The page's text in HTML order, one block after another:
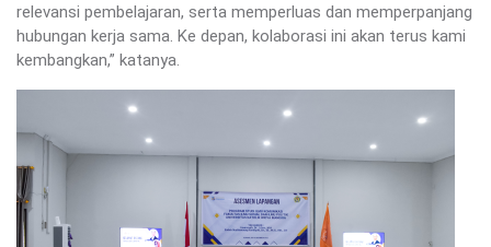
relevansi pembelajaran, serta memperluas dan memperpanjang
hubungan kerja sama. Ke depan, kolaborasi ini akan terus kami
kembangkan,” katanya.